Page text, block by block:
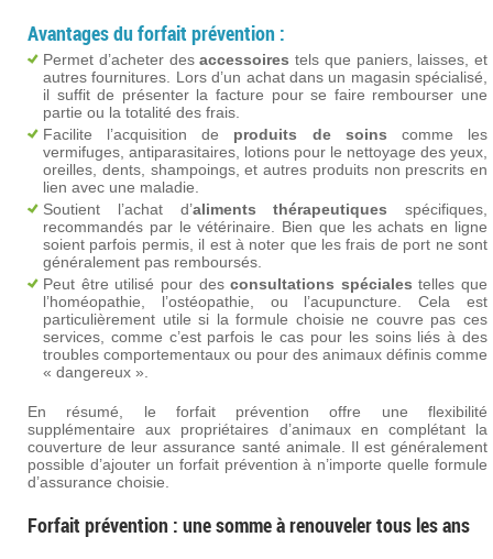
Avantages du forfait prévention :
Permet d’acheter desaccessoires tels que paniers, laisses, et
autres fournitures. Lors d’un achat dans un magasin spécialisé,
il suffit de présenter la facture pour se faire rembourser une
partie ou la totalité des frais.
Facilite l’acquisition de produits de soins comme les
vermifuges, antiparasitaires, lotions pour le nettoyage des yeux,
oreilles, dents, shampoings, et autres produits non prescrits en
lien avec une maladie.
Soutient l’achat d’aliments thérapeutiques spécifiques,
recommandés par le vétérinaire. Bien que les achats en ligne
soient parfois permis, il est à noter que les frais de port ne sont
généralement pas remboursés.
Peut être utilisé pour desconsultations spéciales telles que
l’homéopathie, l’ostéopathie, ou l’acupuncture. Cela est
particulièrement utile si la formule choisie ne couvre pas ces
services, comme c’est parfois le cas pour les soins liés à des
troubles comportementaux ou pour des animaux définis comme
« dangereux ».
En résumé, le forfait prévention offre une flexibilité
supplémentaire aux propriétaires d’animaux en complétant la
couverture de leur assurance santé animale. Il est généralement
possible d’ajouter un forfait prévention à n’importe quelle formule
d’assurance choisie.
Forfait prévention : une somme à renouveler tous les ans